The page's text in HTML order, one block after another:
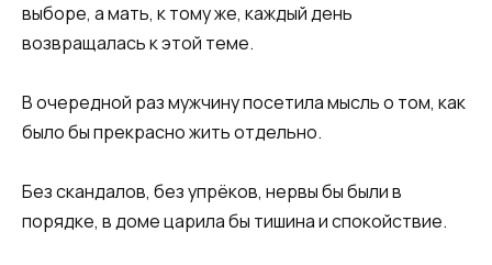
выборе, а мать, к тому же, каждый день
возвращалась к этой теме.
В очередной раз мужчину посетила мысль о том, как
было бы прекрасно жить отдельно.
Без скандалов, без упрёков, нервы бы были в
порядке, в доме царила бы тишина и спокойствие.